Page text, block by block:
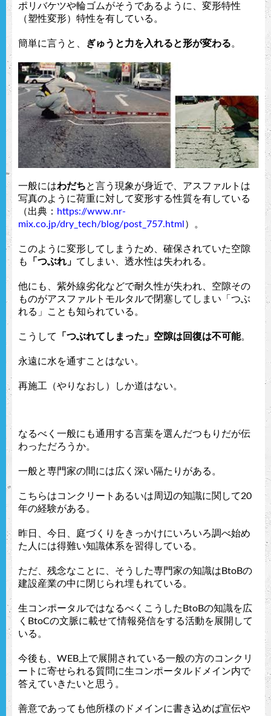
ポリバケツや輪ゴムがそうであるように、変形特性
（塑性変形）特性を有している。
簡単に言うと、 ぎゅうと力を入れると形が変わる。
一般にはわだちと言う現象が身近で、アスファルトは
写真のように荷重に対して変形する性質を有している
（出典： https://www.nr-
mix.co.jp/dry_tech/blog/post_757.html ）。
このように変形してしまうため、確保されていた空隙
も
「つぶれ」 てしまい、透水性は失われる。
他にも、紫外線劣化などで耐久性が失われ、空隙その
ものがアスファルトモルタルで閉塞してしまい「つぶ
れる」ことも知られている。
こうして 「つぶれてしまった」空隙は回復は不可能。
永遠に水を通すことはない。
再施工（やりなおし）しか道はない。
なるべく一般にも通用する言葉を選んだつもりだが伝
わっただろうか。
一般と専門家の間には広く深い隔たりがある。
こちらはコンクリートあるいは周辺の知識に関して20
年の経験がある。
昨日、今日、庭づくりをきっかけにいろいろ調べ始め
た人には得難い知識体系を習得している。
ただ、残念なことに、そうした専門家の知識はBtoBの
建設産業の中に閉じられ埋もれている。
生コンポータルではなるべくこうしたBtoBの知識を広
くBtoCの文脈に載せて情報発信をする活動を展開して
いる。
今後も、WEB上で展開されている一般の方のコンクリ
ートに寄せられる質問に生コンポータルドメイン内で
答えていきたいと思う。
善意であっても他所様のドメインに書き込めば宣伝や